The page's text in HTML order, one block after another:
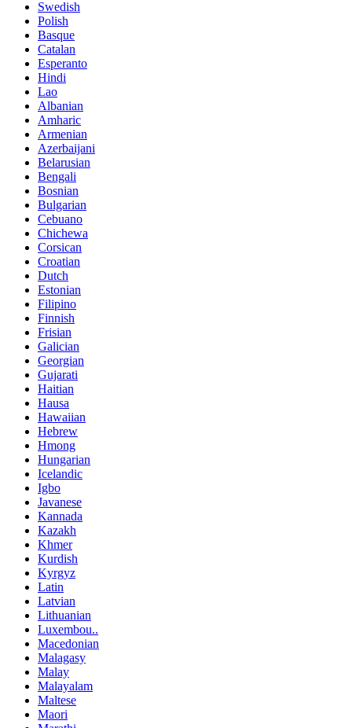
Swedish
Polish
Basque
Catalan
Esperanto
Hindi
Lao
Albanian
Amharic
Armenian
Azerbaijani
Belarusian
Bengali
Bosnian
Bulgarian
Cebuano
Chichewa
Corsican
Croatian
Dutch
Estonian
Filipino
Finnish
Frisian
Galician
Georgian
Gujarati
Haitian
Hausa
Hawaiian
Hebrew
Hmong
Hungarian
Icelandic
Igbo
Javanese
Kannada
Kazakh
Khmer
Kurdish
Kyrgyz
Latin
Latvian
Lithuanian
Luxembou..
Macedonian
Malagasy
Malay
Malayalam
Maltese
Maori